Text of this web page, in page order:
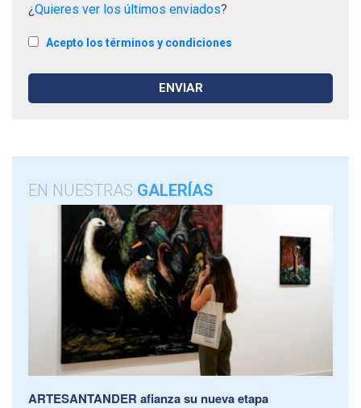
¿Quieres ver los últimos enviados?
Acepto los términos y condiciones
EN NUESTRAS GALERÍAS
ARTESANTANDER afianza su nueva etapa